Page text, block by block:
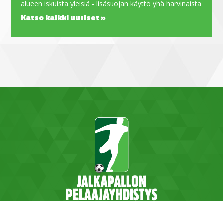
alueen iskuista yleisiä - lisäsuojan käyttö yhä harvinaista
Katso kaikki uutiset »